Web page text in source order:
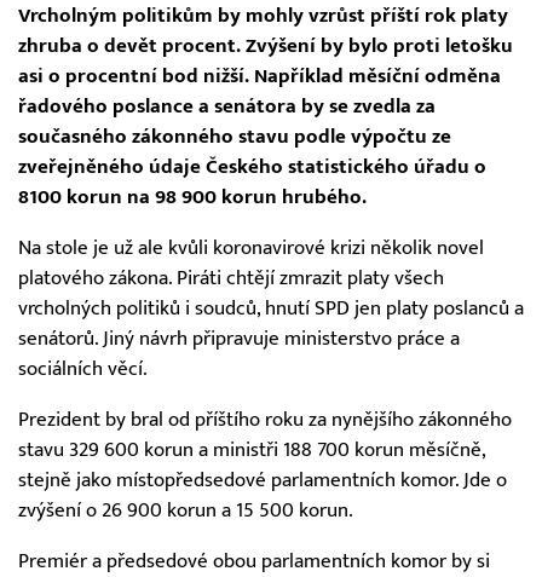
Vrcholným politikům by mohly vzrůst příští rok platy
zhruba o devět procent. Zvýšení by bylo proti letošku
asi o procentní bod nižší. Například měsíční odměna
řadového poslance a senátora by se zvedla za
současného zákonného stavu podle výpočtu ze
zveřejněného údaje Českého statistického úřadu o
8100 korun na 98 900 korun hrubého.
Na stole je už ale kvůli koronavirové krizi několik novel
platového zákona. Piráti chtějí zmrazit platy všech
vrcholných politiků i soudců, hnutí SPD jen platy poslanců a
senátorů. Jiný návrh připravuje ministerstvo práce a
sociálních věcí.
Prezident by bral od příštího roku za nynějšího zákonného
stavu 329 600 korun a ministři 188 700 korun měsíčně,
stejně jako místopředsedové parlamentních komor. Jde o
zvýšení o 26 900 korun a 15 500 korun.
Premiér a předsedové obou parlamentních komor by si